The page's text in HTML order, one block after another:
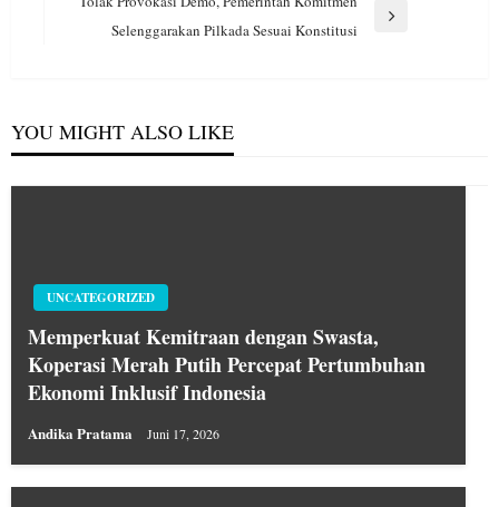
Selenggarakan Pilkada Sesuai Konstitusi
YOU MIGHT ALSO LIKE
UNCATEGORIZED
Memperkuat Kemitraan dengan Swasta,
Koperasi Merah Putih Percepat Pertumbuhan
Ekonomi Inklusif Indonesia
Andika Pratama Juni 17, 2026